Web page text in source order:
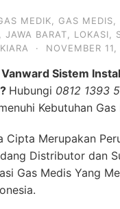
MEDIK GAS MEDIS
JAWA BARAT LOKASI
· NOVEMBER
Vanward Sistem
Hubungi 0812 1393
Kebutuhan Gas
Cipta Merupakan
Distributor dan
Gas Medis Yang